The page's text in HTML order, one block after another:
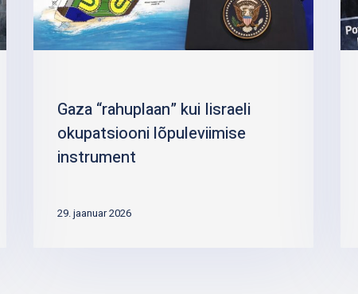
Gaza “rahuplaan” kui Iisraeli
okupatsiooni lõpuleviimise
instrument
29. jaanuar 2026